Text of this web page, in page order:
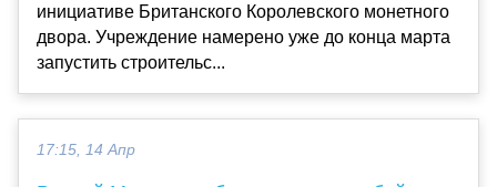
инициативе Британского Королевского монетного
двора. Учреждение намерено уже до конца марта
запустить строительс...
17:15, 14 Апр